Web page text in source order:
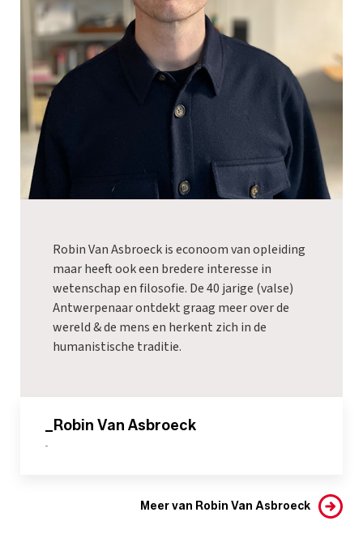
Robin Van Asbroeck is econoom van opleiding
maar heeft ook een bredere interesse in
wetenschap en filosofie. De 40 jarige (valse)
Antwerpenaar ontdekt graag meer over de
wereld & de mens en herkent zich in de
humanistische traditie.
_Robin Van Asbroeck
-
Meer van Robin Van Asbroeck